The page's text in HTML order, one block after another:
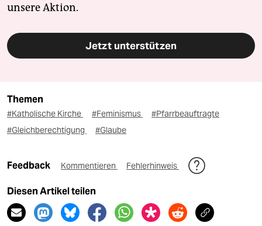
unsere Aktion.
Jetzt unterstützen
Themen
#Katholische Kirche #Feminismus
#Pfarrbeauftragte
#Gleichberechtigung
#Glaube
Feedback Kommentieren Fehlerhinweis
Diesen Artikel teilen